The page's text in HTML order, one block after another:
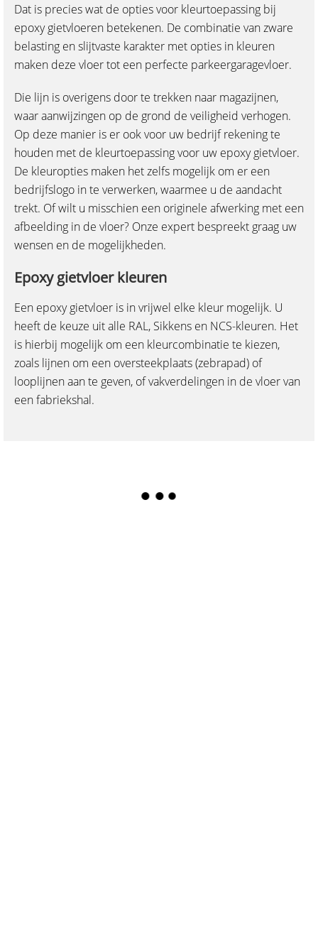
Dat is precies wat de opties voor kleurtoepassing bij
epoxy gietvloeren betekenen. De combinatie van zware
belasting en slijtvaste karakter met opties in kleuren
maken deze vloer tot een perfecte parkeergaragevloer.
Die lijn is overigens door te trekken naar magazijnen,
waar aanwijzingen op de grond de veiligheid verhogen.
Op deze manier is er ook voor uw bedrijf rekening te
houden met de kleurtoepassing voor uw epoxy gietvloer.
De kleuropties maken het zelfs mogelijk om er een
bedrijfslogo in te verwerken, waarmee u de aandacht
trekt. Of wilt u misschien een originele afwerking met een
afbeelding in de vloer? Onze expert bespreekt graag uw
wensen en de mogelijkheden.
Epoxy gietvloer kleuren
Een epoxy gietvloer is in vrijwel elke kleur mogelijk. U
heeft de keuze uit alle RAL, Sikkens en NCS-kleuren. Het
is hierbij mogelijk om een kleurcombinatie te kiezen,
zoals lijnen om een oversteekplaats (zebrapad) of
looplijnen aan te geven, of vakverdelingen in de vloer van
een fabriekshal.